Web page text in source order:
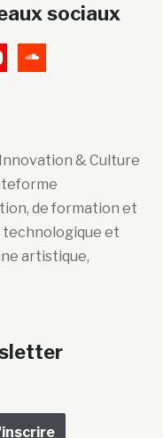
sociaux
& Culture
de formation et
technologique et
artistique,